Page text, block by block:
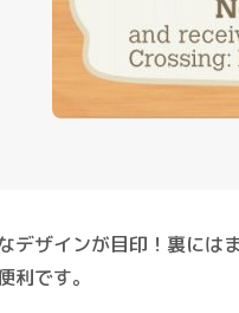
デザインが目印！裏には
利です。